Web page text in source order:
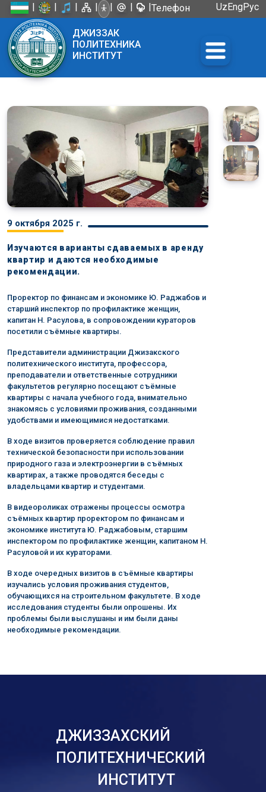
| | | | | | |Телефон
UzEngРус
ДЖИЗЗАК
ПОЛИТЕХНИКА
ИНСТИТУТ
9 октября 2025 г.
Изучаются варианты сдаваемых в аренду
квартир и даются необходимые
рекомендации.
Проректор по финансам и экономике Ю. Раджабов и
старший инспектор по профилактике женщин,
капитан Н. Расулова, в сопровождении кураторов
посетили съёмные квартиры.
Представители администрации Джизакского
политехнического института, профессора,
преподаватели и ответственные сотрудники
факультетов регулярно посещают съёмные
квартиры с начала учебного года, внимательно
знакомясь с условиями проживания, созданными
удобствами и имеющимися недостатками.
В ходе визитов проверяется соблюдение правил
технической безопасности при использовании
природного газа и электроэнергии в съёмных
квартирах, а также проводятся беседы с
владельцами квартир и студентами.
В видеороликах отражены процессы осмотра
съёмных квартир проректором по финансам и
экономике института Ю. Раджабовым, старшим
инспектором по профилактике женщин, капитаном Н.
Расуловой и их кураторами.
В ходе очередных визитов в съёмные квартиры
изучались условия проживания студентов,
обучающихся на строительном факультете. В ходе
исследования студенты были опрошены. Их
проблемы были выслушаны и им были даны
необходимые рекомендации.
ДЖИЗЗАХСКИЙ
ПОЛИТЕХНИЧЕСКИЙ
ИНСТИТУТ